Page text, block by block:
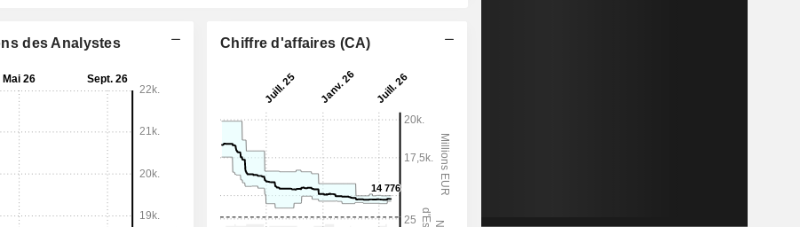
des Analystes Chiffre d'affaires (CA)